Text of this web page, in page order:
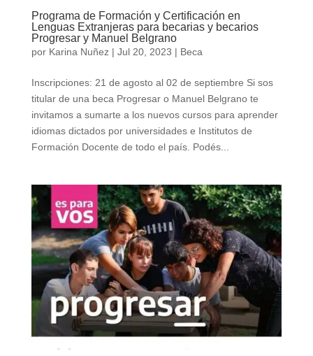
Programa de Formación y Certificación en
Lenguas Extranjeras para becarias y becarios
Progresar y Manuel Belgrano
por Karina Nuñez| Jul 20, 2023 | Beca
Inscripciones: 21 de agosto al 02 de septiembre Si sos
titular de una beca Progresar o Manuel Belgrano te
invitamos a sumarte a los nuevos cursos para aprender
idiomas dictados por universidades e Institutos de
Formación Docente de todo el país. Podés...